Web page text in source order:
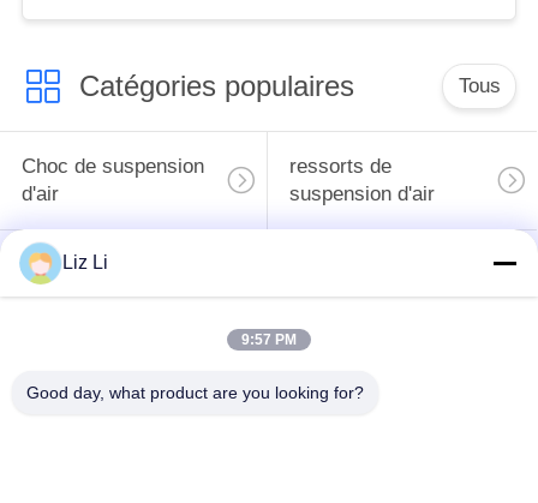
Catégories populaires Tous
Choc de suspension
d'air
ressorts de
suspension d'air
pièces de suspension
d'air de Mercedes-
Pièces de
Absorbeur de choc de
Liz Li
9:57 PM
Good day, what product are you looking for?